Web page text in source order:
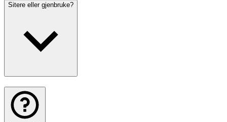
Sitere eller gjenbruke?